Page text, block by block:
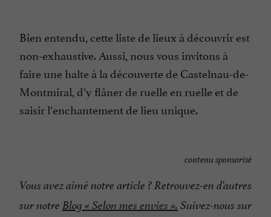
Bien entendu, cette liste de lieux à découvrir est
non-exhaustive. Aussi, nous vous invitons à
faire une halte à la découverte de Castelnau-de-
Montmiral, d’y flâner de ruelle en ruelle et de
saisir l’enchantement de lieu unique.
contenu sponsorisé
Vous avez aimé notre article ? Retrouvez-en d’autres
sur notre Blog « Selon mes envies ». Suivez-nous sur